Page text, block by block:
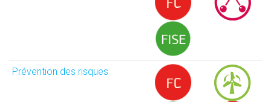
Prévention des risques